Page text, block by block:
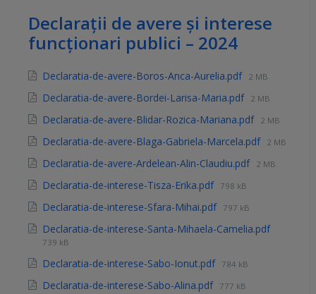
Declarații de avere și interese
funcționari publici – 2024
Declaratia-de-avere-Boros-Anca-Aurelia.pdf 2 MB
Declaratia-de-avere-Bordei-Larisa-Maria.pdf 2 MB
Declaratia-de-avere-Blidar-Rozica-Mariana.pdf 2 MB
Declaratia-de-avere-Blaga-Gabriela-Marcela.pdf 2 MB
Declaratia-de-avere-Ardelean-Alin-Claudiu.pdf 2 MB
Declaratia-de-interese-Tisza-Erika.pdf 798 kB
Declaratia-de-interese-Sfara-Mihai.pdf 797 kB
Declaratia-de-interese-Santa-Mihaela-Camelia.pdf
739 kB
Declaratia-de-interese-Sabo-Ionut.pdf 784 kB
Declaratia-de-interese-Sabo-Alina.pdf 777 kB